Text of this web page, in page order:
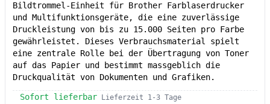
Bildtrommel-Einheit für Brother Farblaserdrucker
und Multifunktionsgeräte, die eine zuverlässige
Druckleistung von bis zu 15.000 Seiten pro Farbe
gewährleistet. Dieses Verbrauchsmaterial spielt
eine zentrale Rolle bei der Übertragung von Toner
auf das Papier und bestimmt massgeblich die
Druckqualität von Dokumenten und Grafiken.
Sofort lieferbar Lieferzeit 1-3 Tage